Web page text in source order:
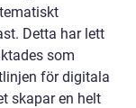
Detta har lett
som
för digitala
skapar en helt